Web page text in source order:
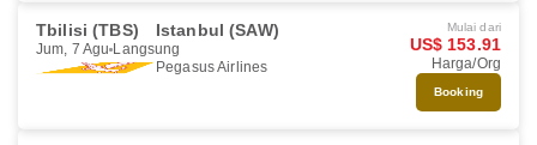
Tbilisi (TBS) Istanbul (SAW)
Jum, 7 Agu Langsung
Pegasus Airlines
Mulai dari
US$ 153.91
Harga/Org
Booking